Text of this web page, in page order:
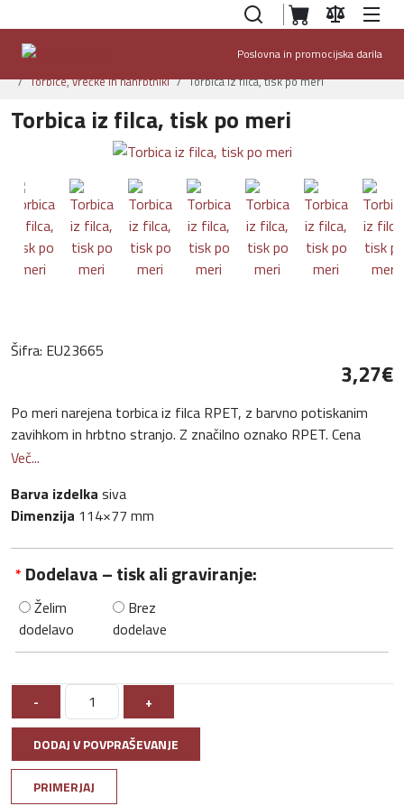
Poslovna in promocijska darila
Torbice, vrečke in nahrbtniki Torbica iz filca, tisk po meri
Torbica iz filca, tisk po meri
Šifra: EU23665
3,27‎€
Po meri narejena torbica iz filca RPET, z barvno potiskanim
zavihkom in hrbtno stranjo. Z značilno oznako RPET. Cena
vključuje sublimacijski tisk. Dimenzija: 114 x 77 mm Minimalno
Za strošek tiska izračunamo le ceno priprave tiskarskega
stroja, ki je lahko pri različnih tiskih različna.
Več...
Barva izdelka siva
Dimenzija 114×77 mm
* Dodelava – tisk ali graviranje:
Želim
dodelavo
Brez
dodelave
- +
DODAJ V POVPRAŠEVANJE
PRIMERJAJ